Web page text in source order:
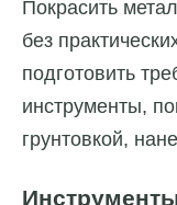
Покрасить
без
подготовить
инструменты,
грунтовкой,